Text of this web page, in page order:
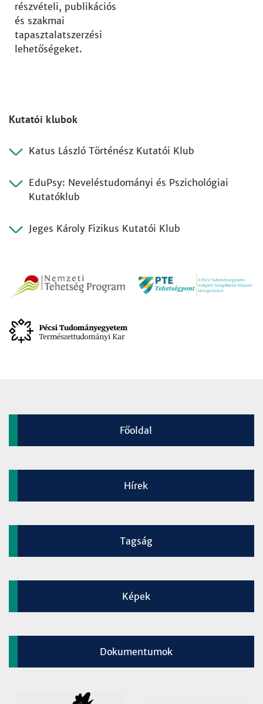
részvételi, publikációs
és szakmai
tapasztalatszerzési
lehetőségeket.
Kutatói klubok
Katus László Történész Kutatói Klub
EduPsy: Neveléstudományi és Pszichológiai
Kutatóklub
Jeges Károly Fizikus Kutatói Klub
Főoldal
Hírek
Tagság
Képek
Dokumentumok